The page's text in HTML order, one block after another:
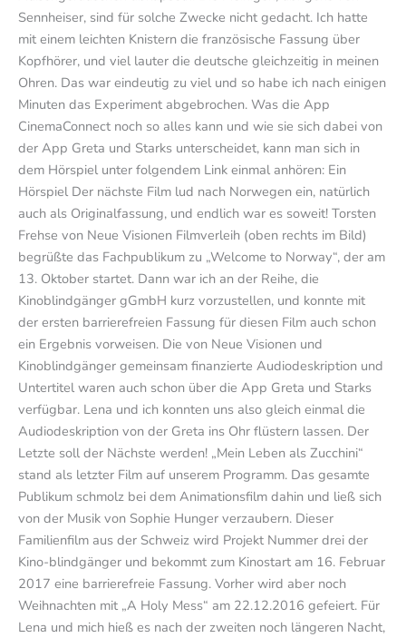
Sennheiser, sind für solche Zwecke nicht gedacht. Ich hatte
mit einem leichten Knistern die französische Fassung über
Kopfhörer, und viel lauter die deutsche gleichzeitig in meinen
Ohren. Das war eindeutig zu viel und so habe ich nach einigen
Minuten das Experiment abgebrochen. Was die App
CinemaConnect noch so alles kann und wie sie sich dabei von
der App Greta und Starks unterscheidet, kann man sich in
dem Hörspiel unter folgendem Link einmal anhören: Ein
Hörspiel Der nächste Film lud nach Norwegen ein, natürlich
auch als Originalfassung, und endlich war es soweit! Torsten
Frehse von Neue Visionen Filmverleih (oben rechts im Bild)
begrüßte das Fachpublikum zu „Welcome to Norway“, der am
13. Oktober startet. Dann war ich an der Reihe, die
Kinoblindgänger gGmbH kurz vorzustellen, und konnte mit
der ersten barrierefreien Fassung für diesen Film auch schon
ein Ergebnis vorweisen. Die von Neue Visionen und
Kinoblindgänger gemeinsam finanzierte Audiodeskription und
Untertitel waren auch schon über die App Greta und Starks
verfügbar. Lena und ich konnten uns also gleich einmal die
Audiodeskription von der Greta ins Ohr flüstern lassen. Der
Letzte soll der Nächste werden! „Mein Leben als Zucchini“
stand als letzter Film auf unserem Programm. Das gesamte
Publikum schmolz bei dem Animationsfilm dahin und ließ sich
von der Musik von Sophie Hunger verzaubern. Dieser
Familienfilm aus der Schweiz wird Projekt Nummer drei der
Kino-blindgänger und bekommt zum Kinostart am 16. Februar
2017 eine barrierefreie Fassung. Vorher wird aber noch
Weihnachten mit „A Holy Mess“ am 22.12.2016 gefeiert. Für
Lena und mich hieß es nach der zweiten noch längeren Nacht,